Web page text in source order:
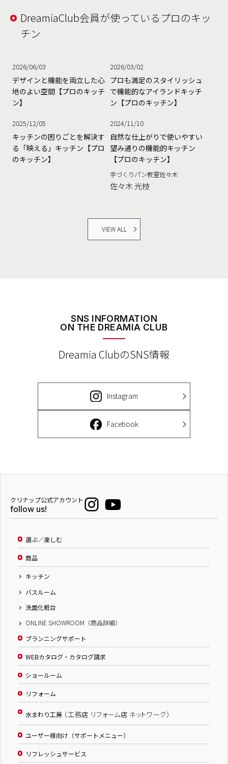
DreamiaClub会員が使っているプロのキッ
チン
2026/06/03
デザインと機能を両立した心
地のよい空間【プロのキッチ
ン】
2026/03/02
プロも満足のスタイリッシュ
で機能的なアイランドキッチ
ン【プロのキッチン】
2025/12/05
キッチンの困りごとを解決す
る「映える」キッチン【プロ
のキッチン】
2024/11/10
自然な仕上がりで使いやすい
望み通りの機能的キッチン
【プロのキッチン】
手づくりパン教室佐々木
佐々木 光枝
VIEW ALL
SNS INFORMATION
ON THE DREAMIA CLUB
Dreamia ClubのSNS情報
Instagram
Facebook
クリナップ公式アカウント
follow us!
選ぶ／楽しむ
商品
キッチン
バスルーム
洗面化粧台
ONLINE SHOWROOM（商品詳細）
プランニングサポート
WEBカタログ・カタログ請求
ショールーム
リフォーム
水まわり工房 （工務店 リフォーム店 ネットワーク）
ユーザー様向け（サポートメニュー）
リフレッシュサービス